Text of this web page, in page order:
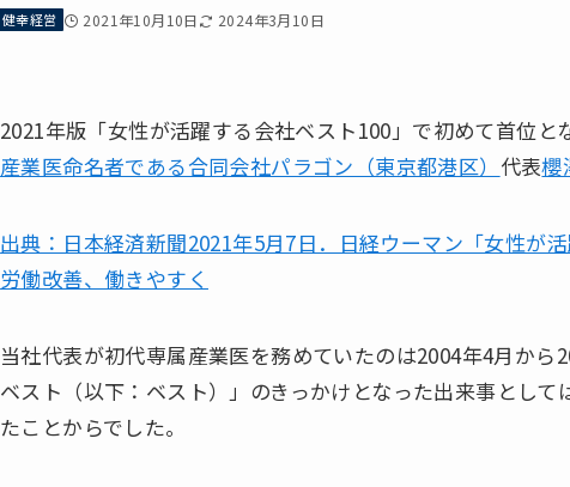
健幸経営 2021年10月10日 2024年3月10日
2021年版「女性が活躍する会社ベスト100」で初めて首位と
産業医命名者である合同会社パラゴン（東京都港区） 代表櫻
出典：日本経済新聞2021年5月7日．日経ウーマン「女性が
労働改善、働きやすく
当社代表が初代専属産業医を務めていたのは2004年4月か
ベスト（以下：ベスト）」のきっかけとなった出来事とし
たことからでした。